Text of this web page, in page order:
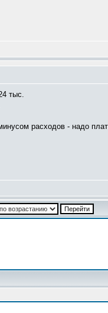
тыс.
расходов - надо